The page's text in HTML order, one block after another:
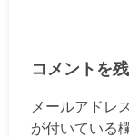
コメントを
メールアドレ
が付いている